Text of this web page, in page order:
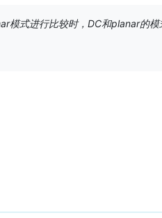
模式进行比较时，DC和planar的